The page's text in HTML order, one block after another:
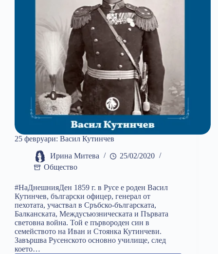
25 февруари: Васил Кутинчев
Ирина Митева
25/02/2020
Общество
#НаДнешнияДен 1859 г. в Русе е роден Васил
Кутинчев, български офицер, генерал от
пехотата, участвал в Сръбско-българската,
Балканската, Междусъюзническата и Първата
световна война. Той е първороден син в
семейството на Иван и Стоянка Кутинчеви.
Завършва Русенското основно училище, след
което…